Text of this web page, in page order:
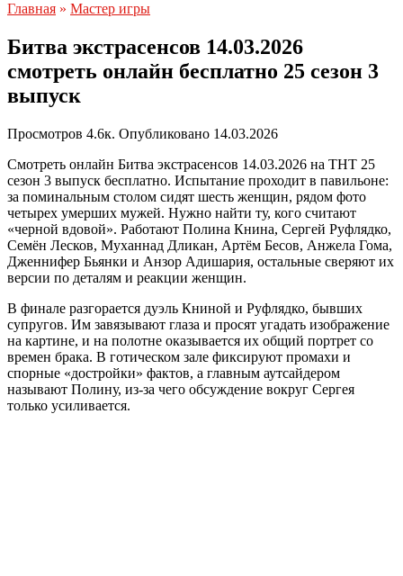
Главная » Мастер игры
Битва экстрасенсов 14.03.2026
смотреть онлайн бесплатно 25 сезон 3
выпуск
Просмотров 4.6к. Опубликовано 14.03.2026
Смотреть онлайн Битва экстрасенсов 14.03.2026 на ТНТ 25
сезон 3 выпуск бесплатно. Испытание проходит в павильоне:
за поминальным столом сидят шесть женщин, рядом фото
четырех умерших мужей. Нужно найти ту, кого считают
«черной вдовой». Работают Полина Книна, Сергей Руфлядко,
Семён Лесков, Муханнад Дликан, Артём Бесов, Анжела Гома,
Дженнифер Бьянки и Анзор Адишария, остальные сверяют их
версии по деталям и реакции женщин.
В финале разгорается дуэль Книной и Руфлядко, бывших
супругов. Им завязывают глаза и просят угадать изображение
на картине, и на полотне оказывается их общий портрет со
времен брака. В готическом зале фиксируют промахи и
спорные «достройки» фактов, а главным аутсайдером
называют Полину, из-за чего обсуждение вокруг Сергея
только усиливается.